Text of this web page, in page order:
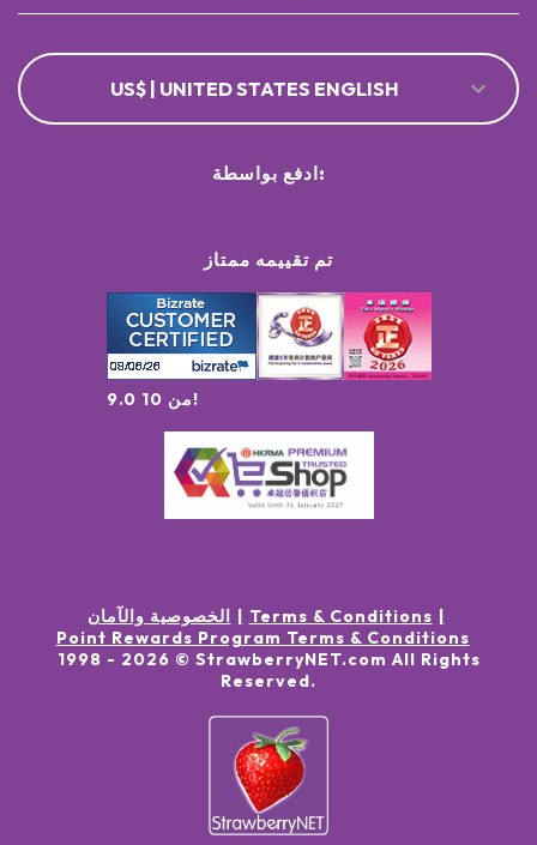
US$ | UNITED STATES ENGLISH
تم تقييمه ممتاز
9.0 من 10!
ادفع بواسطة:
الخصوصية والآمان
Terms & Conditions
Point Rewards Program Terms & Conditions
1998 - 2026 © StrawberryNET.com All Rights
Reserved.